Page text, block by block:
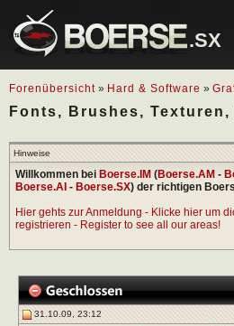
.SX
Forenübersicht » Hard & Software »
Fonts, Brushes,
Hinweise
Willkommen bei Boerse.IM (Boerse.AM -
Boerse.AI - Boerse.SX) der richtigen
Hier gehts zur Anmeldung - Klicke hier um
registrieren - Register to see all our areas!
31.10.09, 23:12